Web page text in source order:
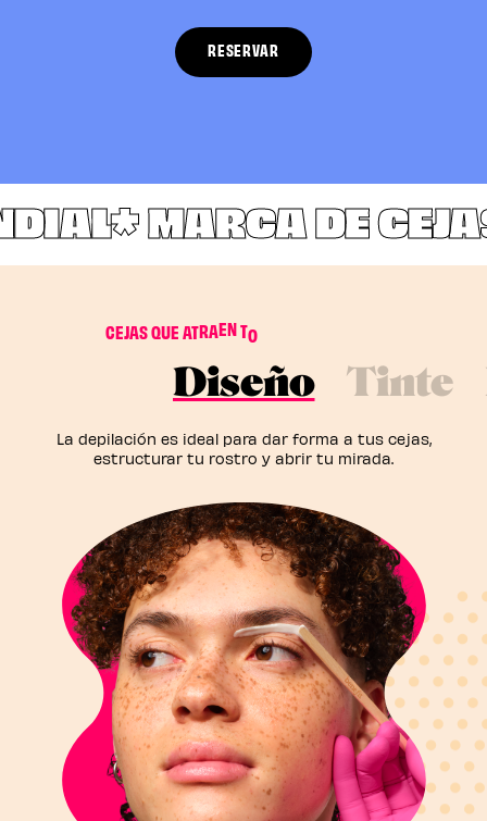
RESERVAR
MARCA DE
CEJASQUEATRAENTO
Diseño Tinte
La depilación es ideal para dar forma a tus cejas,
estructurar tu rostro y abrir tu mirada.